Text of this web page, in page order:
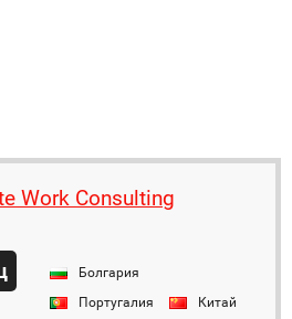
Work Consulting
Болгария
Португалия
Китай